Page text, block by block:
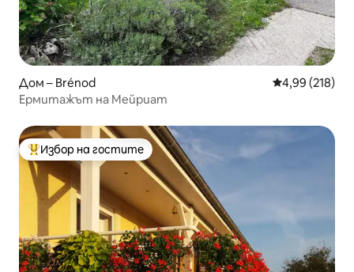
Дом – Brénod Средна
4,99 (218)
Ермитажът на Мейриат
Най-популярен избор на гостите
Избор на гостите